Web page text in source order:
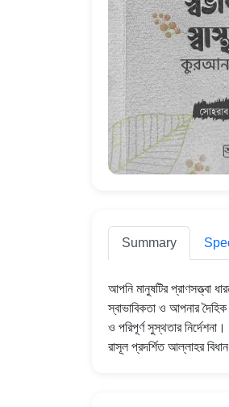
Summary
আপনি মানুষটির প্রাণসত্ত্বা
স্বাভাবিকতা ও আপনার
ও পরিপূর্ণ সুস্থতার
রাসূল প্রদর্শিত আল্লাহর